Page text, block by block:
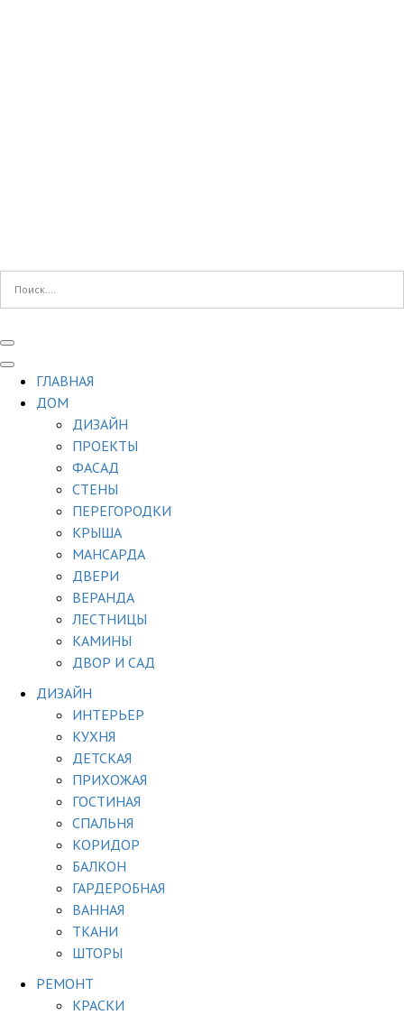
ГЛАВНАЯ
ДОМ
ДИЗАЙН
ПРОЕКТЫ
ФАСАД
СТЕНЫ
ПЕРЕГОРОДКИ
КРЫША
МАНСАРДА
ДВЕРИ
ВЕРАНДА
ЛЕСТНИЦЫ
КАМИНЫ
ДВОР И САД
ДИЗАЙН
ИНТЕРЬЕР
КУХНЯ
ДЕТСКАЯ
ПРИХОЖАЯ
ГОСТИНАЯ
СПАЛЬНЯ
КОРИДОР
БАЛКОН
ГАРДЕРОБНАЯ
ВАННАЯ
ТКАНИ
ШТОРЫ
РЕМОНТ
КРАСКИ